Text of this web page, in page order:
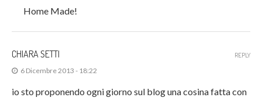
Home Made!
CHIARA SETTI
6 Dicembre 2013 - 18:22
io sto proponendo ogni giorno sul blog una cosina fatta con
REPLY